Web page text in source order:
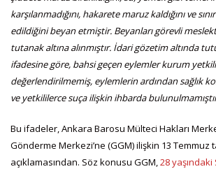
karşılanmadığını, hakarete maruz kaldığını ve
edildiğini beyan etmiştir. Beyanları görevli
tutanak altına alınmıştır. İdari gözetim altında
ifadesine göre, bahsi geçen eylemler kurum
değerlendirilmemiş, eylemlerin ardından sağlık
ve yetkililerce suça ilişkin ihbarda
Bu ifadeler, Ankara Barosu Mülteci Hakları
Gönderme Merkezi’ne (GGM) ilişkin 13 Temmuz
açıklamasından. Söz konusu GGM,28